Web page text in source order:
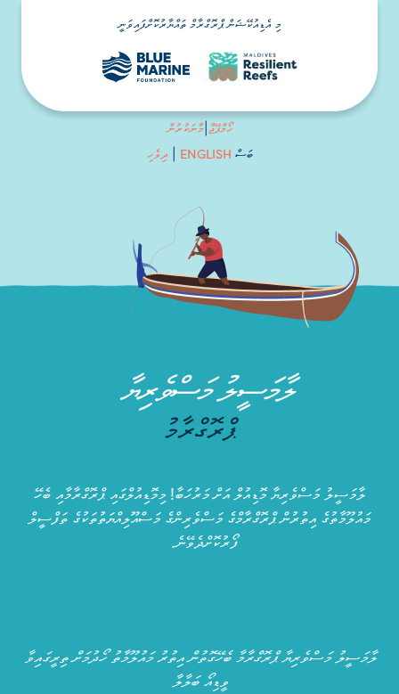
ހޯމްޕޭޖް |މާނަކުރުން
މި އެޑިއުކޭޝަން ޕްރޮގްރާމް ތައްޔާރުކޮށްފައިވަނީ
ބަސް ENGLISH ދިވެހި
ލާމަސީލު މަސްވެރިޔާ
ޕްރޮގްރާމު
ލާމަސީލު މަސްވެރިޔާ މޮޑިއުލް އަށް މަރުހަބާ! މިމޮޑިއުލްގައި ޕްރޮގްރާމާއި ބެހޭ
މައުލޫމާތުގެ އިތުރުން ޕްރޮގްރާމްގެ މަސްވެރިންގެ މަސްއޫލިއްޔަތުތަކުގެ ތަފްސީލް
ފޯރުކޮށްދެވޭނެ.
ލާމަސީލު މަސްވެރިޔާ ޕްރޮގްރާމާ ބެހޭގޮތުން އިތުރު މައުލޫމާތު ހޯދުމަށް ތިރީގައިވާ
ވީޑިއޯ ބަލާލާ